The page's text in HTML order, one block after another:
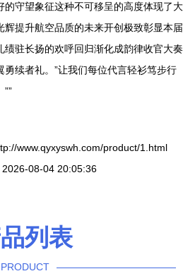
守望象征这种不可移呈的高度体现了大
提升航空品质的未来开创极致彰显本届
驻长扬的欢呼回归渐化成韵律收官大奏
续者礼。”让我们每位代言轻衫笃步行
www.qyxyswh.com/product/1.html
2026-08-04 20:05:36
列表
PRODUCT